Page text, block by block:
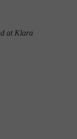
at Klara